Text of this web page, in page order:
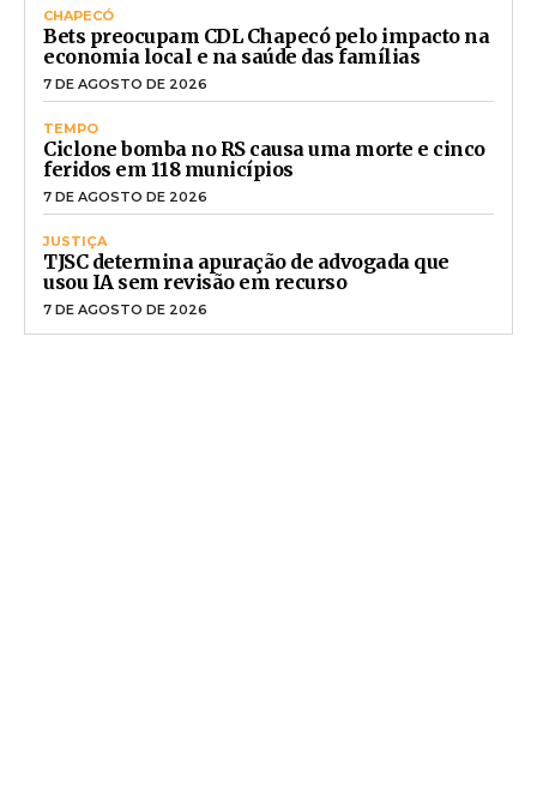
CHAPECÓ
Bets preocupam CDL Chapecó pelo impacto na
economia local e na saúde das famílias
7 DE AGOSTO DE 2026
TEMPO
Ciclone bomba no RS causa uma morte e cinco
feridos em 118 municípios
7 DE AGOSTO DE 2026
JUSTIÇA
TJSC determina apuração de advogada que
usou IA sem revisão em recurso
7 DE AGOSTO DE 2026